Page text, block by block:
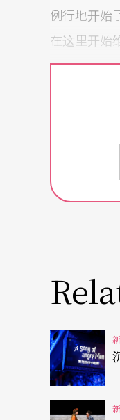
例行地开始
在这里开始
从解剖开
尸体的肠
了一点遗
鸟食。前
「社会新闻
什么味道？
意，仍能
为与他人
影，以及手
代人的通病